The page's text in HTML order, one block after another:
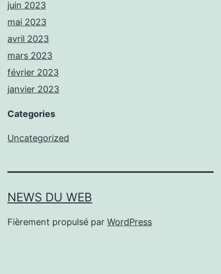
juin 2023
mai 2023
avril 2023
mars 2023
février 2023
janvier 2023
Categories
Uncategorized
NEWS DU WEB
Fièrement propulsé par WordPress